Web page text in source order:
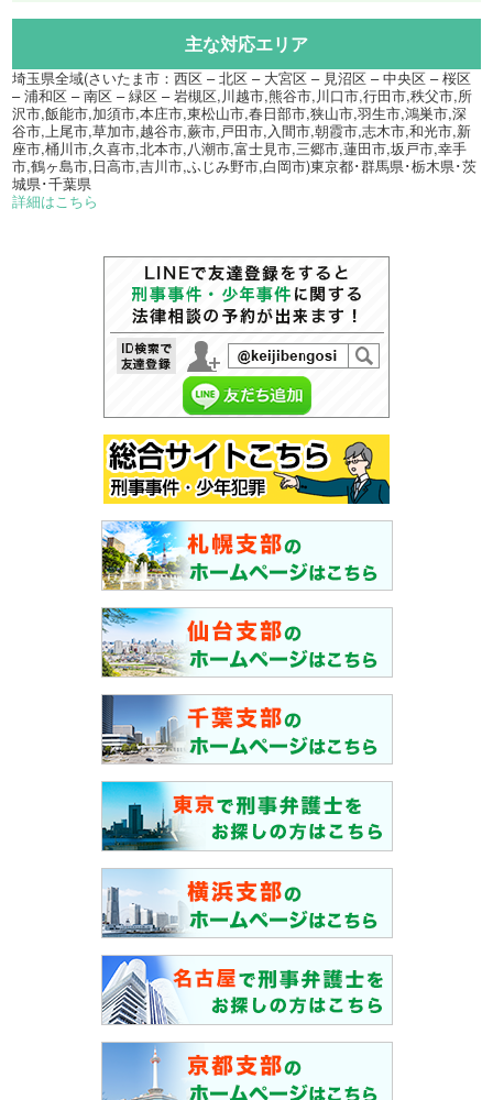
主な対応エリア
埼玉県全域(さいたま市：西区 – 北区 – 大宮区 – 見沼区 – 中央区 – 桜区
– 浦和区 – 南区 – 緑区 – 岩槻区,川越市,熊谷市,川口市,行田市,秩父市,所
沢市,飯能市,加須市,本庄市,東松山市,春日部市,狭山市,羽生市,鴻巣市,深
谷市,上尾市,草加市,越谷市,蕨市,戸田市,入間市,朝霞市,志木市,和光市,新
座市,桶川市,久喜市,北本市,八潮市,富士見市,三郷市,蓮田市,坂戸市,幸手
市,鶴ヶ島市,日高市,吉川市,ふじみ野市,白岡市)東京都･群馬県･栃木県･茨
城県･千葉県
詳細はこちら